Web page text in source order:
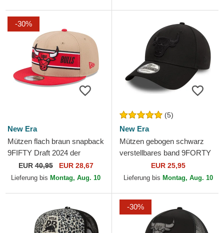
-30%
New Era
Mützen flach braun snapback
9FIFTY Draft 2024 der
Chicago Bulls NBA von New
Era
EUR40,95 EUR 28,67
Lieferung bis Montag, Aug. 10
(5)
New Era
Mützen gebogen schwarz
verstellbares band 9FORTY
Essential der Chicago Bulls
NBA von New Era
EUR 25,95
Lieferung bis Montag, Aug. 10
-30%